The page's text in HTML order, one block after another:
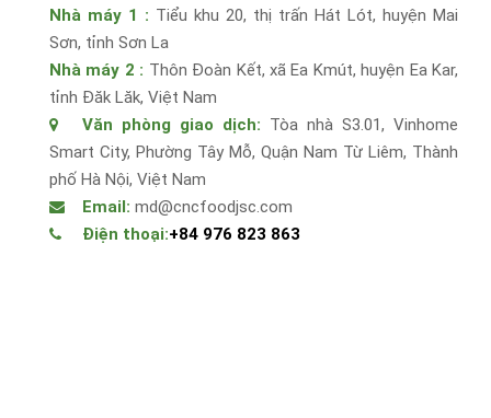
Nhà máy 1 : Tiểu khu 20, thị trấn Hát Lót, huyện Mai
Sơn, tỉnh Sơn La
Nhà máy 2 : Thôn Đoàn Kết, xã Ea Kmút, huyện Ea Kar,
tỉnh Đăk Lăk, Việt Nam
Văn phòng giao dịch: Tòa nhà S3.01, Vinhome
Smart City, Phường Tây Mỗ, Quận Nam Từ Liêm, Thành
phố Hà Nội, Việt Nam
Email: md@cncfoodjsc.com
Điện thoại:+84 976 823 863